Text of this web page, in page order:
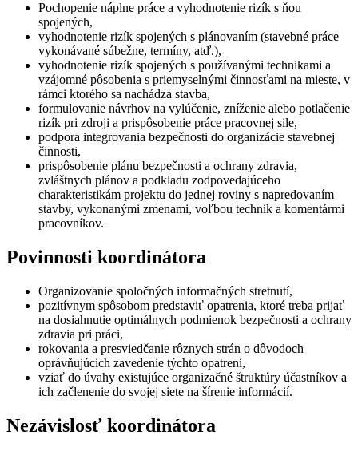
Pochopenie náplne práce a vyhodnotenie rizík s ňou
spojených,
vyhodnotenie rizík spojených s plánovaním (stavebné práce
vykonávané súbežne, termíny, atď.),
vyhodnotenie rizík spojených s používanými technikami a
vzájomné pôsobenia s priemyselnými činnosťami na mieste, v
rámci ktorého sa nachádza stavba,
formulovanie návrhov na vylúčenie, zníženie alebo potlačenie
rizík pri zdroji a prispôsobenie práce pracovnej sile,
podpora integrovania bezpečnosti do organizácie stavebnej
činnosti,
prispôsobenie plánu bezpečnosti a ochrany zdravia,
zvláštnych plánov a podkladu zodpovedajúceho
charakteristikám projektu do jednej roviny s napredovaním
stavby, vykonanými zmenami, voľbou techník a komentármi
pracovníkov.
Povinnosti koordinátora
Organizovanie spoločných informačných stretnutí,
pozitívnym spôsobom predstaviť opatrenia, ktoré treba prijať
na dosiahnutie optimálnych podmienok bezpečnosti a ochrany
zdravia pri práci,
rokovania a presviedčanie rôznych strán o dôvodoch
oprávňujúcich zavedenie týchto opatrení,
vziať do úvahy existujúce organizačné štruktúry účastníkov a
ich začlenenie do svojej siete na šírenie informácií.
Nezávislosť koordinátora